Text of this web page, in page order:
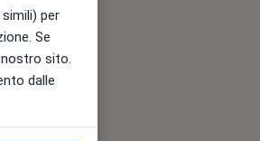
per
Se
sito.
dalle